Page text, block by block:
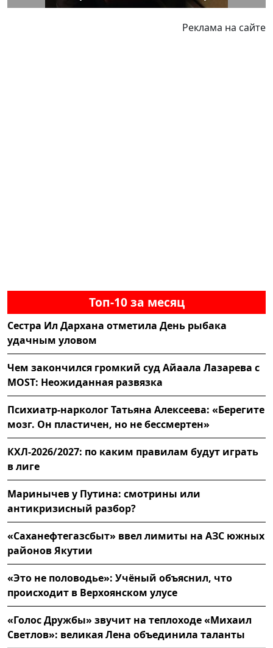
Реклама на сайте
Топ-10 за месяц
Сестра Ил Дархана отметила День рыбака
удачным уловом
Чем закончился громкий суд Айаала Лазарева с
MOST: Неожиданная развязка
Психиатр-нарколог Татьяна Алексеева: «Берегите
мозг. Он пластичен, но не бессмертен»
КХЛ-2026/2027: по каким правилам будут играть
в лиге
Маринычев у Путина: смотрины или
антикризисный разбор?
«Саханефтегазсбыт» ввел лимиты на АЗС южных
районов Якутии
«Это не половодье»: Учёный объяснил, что
происходит в Верхоянском улусе
«Голос Дружбы» звучит на теплоходе «Михаил
Светлов»: великая Лена объединила таланты